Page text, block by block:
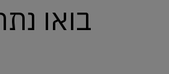
בואו